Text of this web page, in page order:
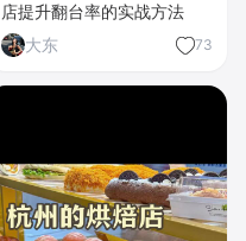
店提升翻台率的实战方法
大东
73